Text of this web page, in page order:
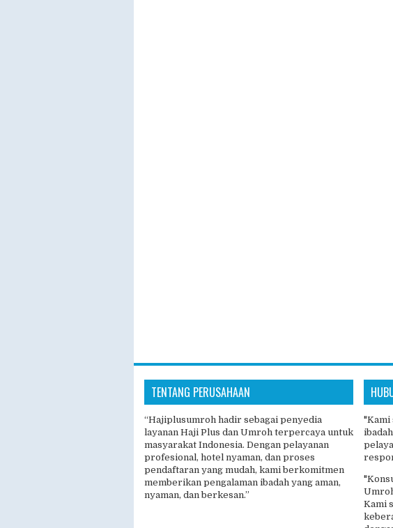
profesional, hotel nyaman, dan proses
pendaftaran yang mudah, kami berkomitmen
memberikan pengalaman ibadah yang aman,
nyaman, dan berkesan.”
Copyright © 2026 Travel Umroh Dan Haji
FlexiThemes|